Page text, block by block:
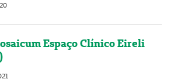
Espaço Clínico Eireli